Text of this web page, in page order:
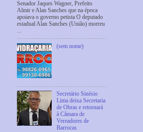
Senador Jaques Wagner, Prefeito
Almir e Alan Sanches que na época
apoiava o governo petista O deputado
estadual Alan Sanches (União) morreu
...
(sem nome)
Secretário Sinésio
Lima deixa Secretaria
de Obras e retornará
à Câmara de
Vereadores de
Barrocas